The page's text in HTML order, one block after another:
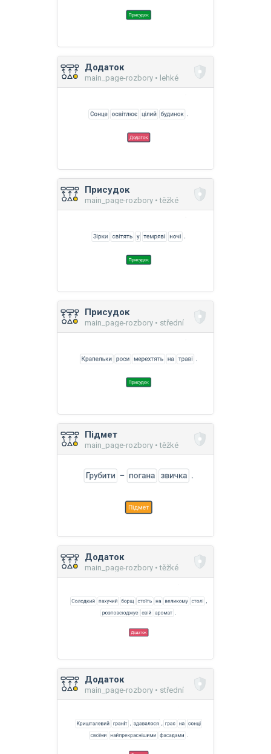
Додаток
main_page-rozbory • lehké
Присудок
main_page-rozbory • těžké
Присудок
main_page-rozbory • střední
Підмет
main_page-rozbory • těžké
Додаток
main_page-rozbory • těžké
Додаток
main_page-rozbory • střední